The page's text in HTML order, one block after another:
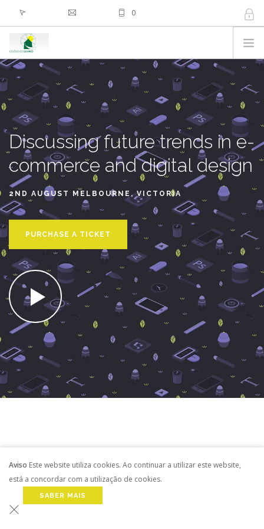
0
PESQUISA
Discussing future trends ine-
commerce and digital design
2ND AUGUST MELBOURNE, VICTORIA
PURCHASE A TICKET
Aviso Este website utiliza cookies. Ao continuar a utilizar este website,
está a concordar com a utilização de cookies.
SABER MAIS